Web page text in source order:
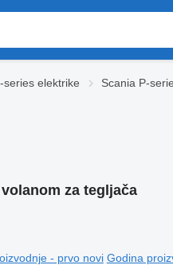
series elektrike
Scania P-
za tegljača
- prvo novi Godina